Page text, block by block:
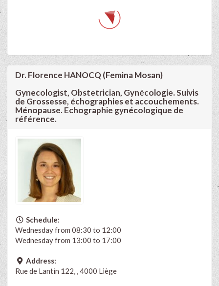
Dr. Florence HANOCQ (Femina Mosan)
Gynecologist, Obstetrician, Gynécologie. Suivis
de Grossesse, échographies et accouchements.
Ménopause. Echographie gynécologique de
référence.
Schedule:
Wednesday from 08:30 to 12:00
Wednesday from 13:00 to 17:00
Address:
Rue de Lantin 122, , 4000 Liège